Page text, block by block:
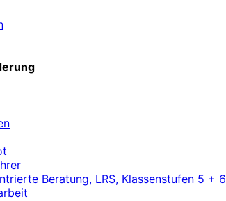
Beratung, LRS, Klassenstufen 5 + 6